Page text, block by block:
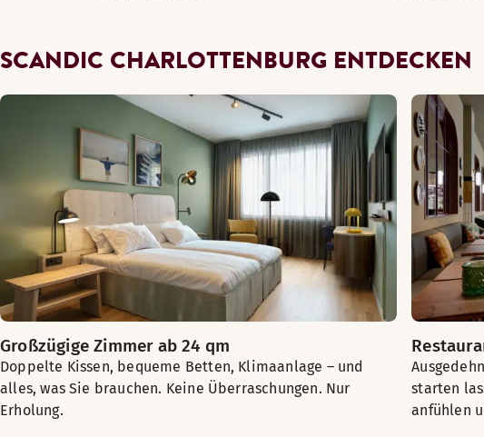
SCANDIC CHARLOTTENBURG ENTDECKEN
Großzügige Zimmer ab 24 qm
Doppelte Kissen, bequeme Betten, Klimaanlage – und
alles, was Sie brauchen. Keine Überraschungen. Nur
Erholung.
starten
anfühlen